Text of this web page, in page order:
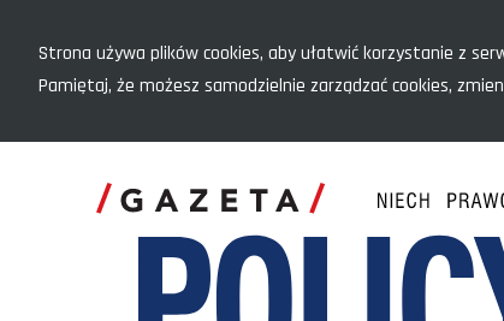
Strona używa plików cookies, aby ułatwić korzystanie z
Pamiętaj, że możesz samodzielnie zarządzać cookies,